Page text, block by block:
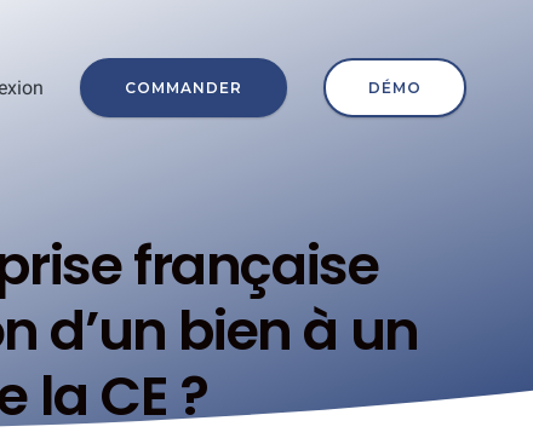
COMMANDER DÉMO
française
d’un bien à un
la CE ?